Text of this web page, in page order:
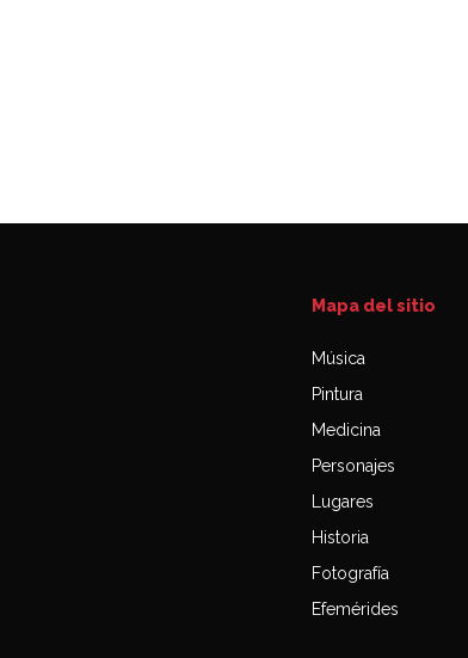
Mapa del sitio
Música
Pintura
Medicina
Personajes
Lugares
Historia
Fotografía
Efemérides